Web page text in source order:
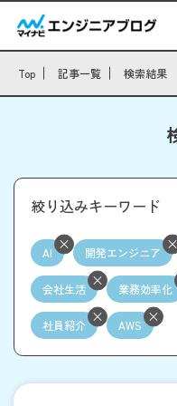
Top 記事一覧 検索結果
絞り込みキーワード
AI 開発エンジニア
会社生活 業務効率化
社員紹介 AWS